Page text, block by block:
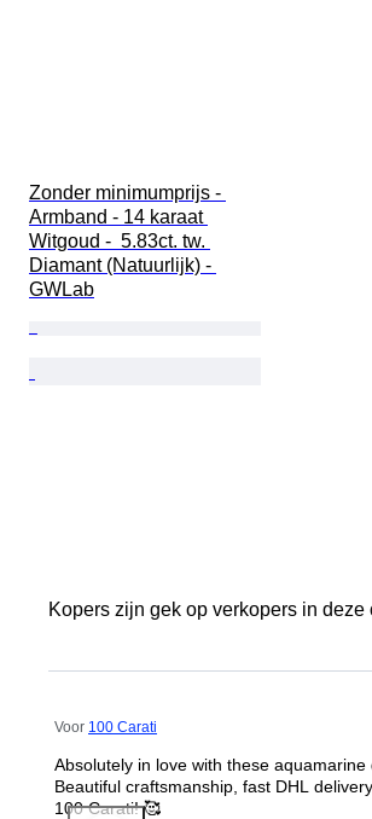
Zonder minimumprijs -
Armband - 14 karaat
Witgoud -  5.83ct. tw.
Diamant (Natuurlijk) -
GWLab
Kopers zijn gek op verkopers in deze
Voor 100 Carati
Absolutely in love with these aquamarine
Beautiful craftsmanship, fast DHL
100 Carati! 🥰